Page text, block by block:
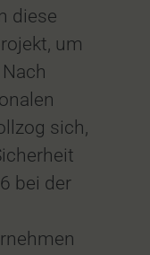
diese
um
sich,
bei der